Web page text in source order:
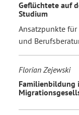
Geflüchtete auf
Studium
Ansatzpunkte
und
Florian Zejewski
Familienbildung